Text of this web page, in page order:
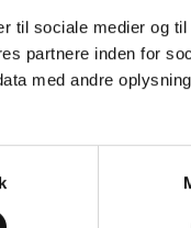
til sociale medier og
partnere inden for
med andre